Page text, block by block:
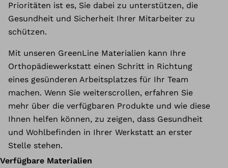
Prioritäten ist es, Sie dabei zu unterstützen, die
Gesundheit und Sicherheit Ihrer Mitarbeiter zu
schützen.
Mit unseren GreenLine Materialien kann Ihre
Orthopädiewerkstatt einen Schritt in Richtung
eines gesünderen Arbeitsplatzes für Ihr Team
machen. Wenn Sie weiterscrollen, erfahren Sie
mehr über die verfügbaren Produkte und wie diese
Ihnen helfen können, zu zeigen, dass Gesundheit
und Wohlbefinden in Ihrer Werkstatt an erster
Stelle stehen.
Verfügbare Materialien